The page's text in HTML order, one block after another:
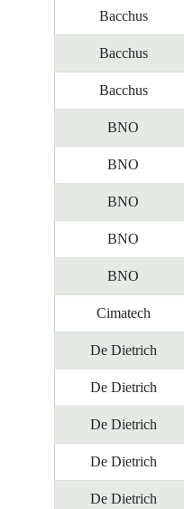
Bacchus
Bacchus
Bacchus
BNO
BNO
BNO
BNO
BNO
Cimatech
De Dietrich
De Dietrich
De Dietrich
De Dietrich
De Dietrich